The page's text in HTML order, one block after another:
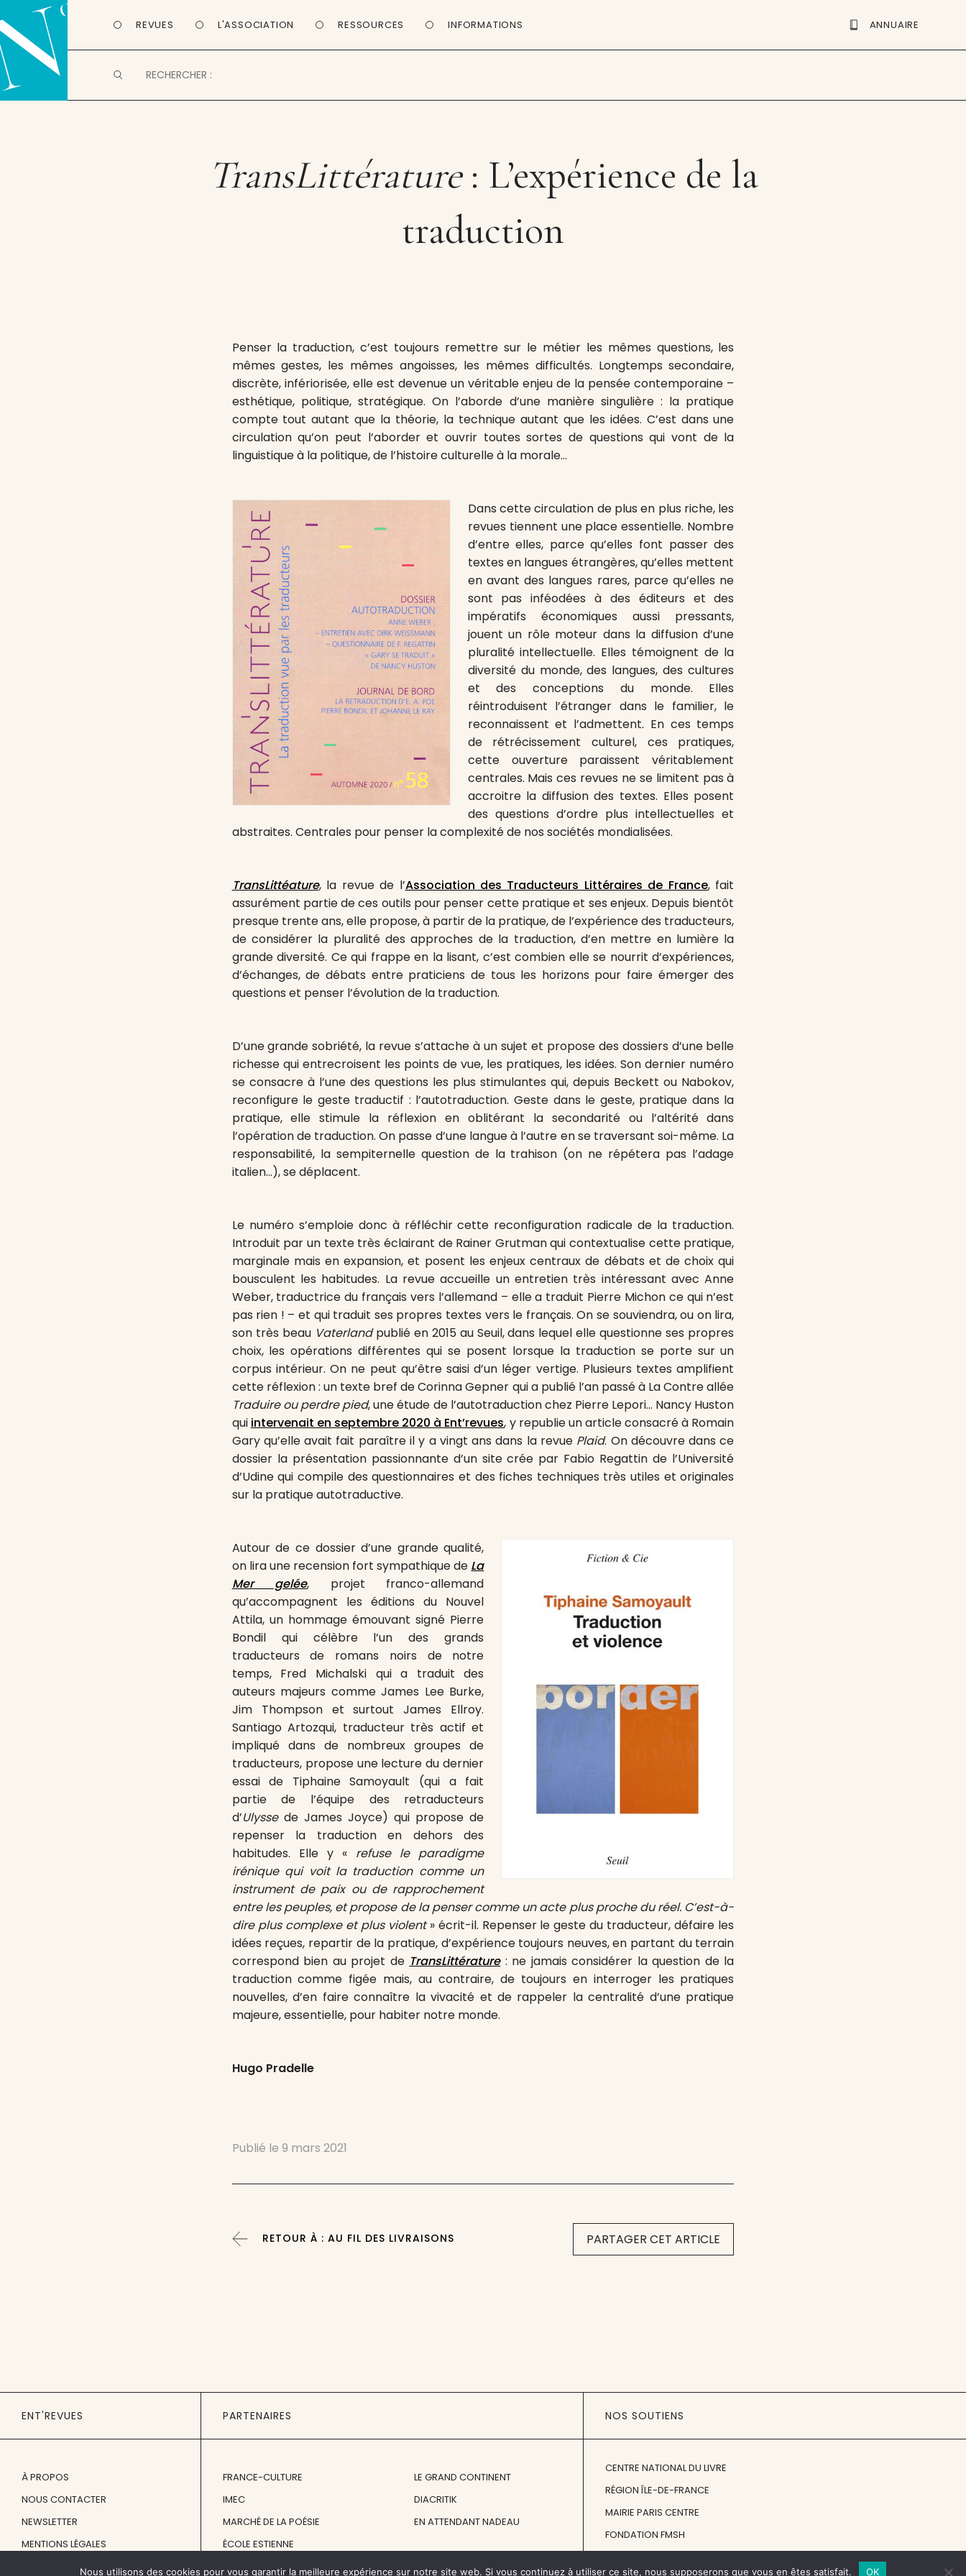
REVUES L'ASSOCIATION RESSOURCES INFORMATIONS ANNUAIRE
TransLittérature: L’expérience de la
traduction
Penser la traduction, c’est toujours remettre sur le métier les mêmes questions, les
mêmes gestes, les mêmes angoisses, les mêmes difficultés. Longtemps secondaire,
discrète, infériorisée, elle est devenue un véritable enjeu de la pensée contemporaine –
esthétique, politique, stratégique. On l’aborde d’une manière singulière : la pratique
compte tout autant que la théorie, la technique autant que les idées. C’est dans une
circulation qu’on peut l’aborder et ouvrir toutes sortes de questions qui vont de la
linguistique à la politique, de l’histoire culturelle à la morale…
Dans cette circulation de plus en plus riche, les
revues tiennent une place essentielle. Nombre
d’entre elles, parce qu’elles font passer des
textes en langues étrangères, qu’elles mettent
en avant des langues rares, parce qu’elles ne
sont pas inféodées à des éditeurs et des
impératifs économiques aussi pressants,
jouent un rôle moteur dans la diffusion d’une
pluralité intellectuelle. Elles témoignent de la
diversité du monde, des langues, des cultures
et des conceptions du monde. Elles
réintroduisent l’étranger dans le familier, le
reconnaissent et l’admettent. En ces temps
de rétrécissement culturel, ces pratiques,
cette ouverture paraissent véritablement
centrales. Mais ces revues ne se limitent pas à
accroitre la diffusion des textes. Elles posent
des questions d’ordre plus intellectuelles et
abstraites. Centrales pour penser la complexité de nos sociétés mondialisées.
TransLittéature, la revue de l’Association des Traducteurs Littéraires de France, fait
assurément partie de ces outils pour penser cette pratique et ses enjeux. Depuis bientôt
presque trente ans, elle propose, à partir de la pratique, de l’expérience des traducteurs,
de considérer la pluralité des approches de la traduction, d’en mettre en lumière la
grande diversité. Ce qui frappe en la lisant, c’est combien elle se nourrit d’expériences,
d’échanges, de débats entre praticiens de tous les horizons pour faire émerger des
questions et penser l’évolution de la traduction.
D’une grande sobriété, la revue s’attache à un sujet et propose des dossiers d’une belle
richesse qui entrecroisent les points de vue, les pratiques, les idées. Son dernier numéro
se consacre à l’une des questions les plus stimulantes qui, depuis Beckett ou Nabokov,
reconfigure le geste traductif : l’autotraduction. Geste dans le geste, pratique dans la
pratique, elle stimule la réflexion en oblitérant la secondarité ou l’altérité dans
l’opération de traduction. On passe d’une langue à l’autre en se traversant soi-même. La
responsabilité, la sempiternelle question de la trahison (on ne répétera pas l’adage
italien…), se déplacent.
Le numéro s’emploie donc à réfléchir cette reconfiguration radicale de la traduction.
Introduit par un texte très éclairant de Rainer Grutman qui contextualise cette pratique,
marginale mais en expansion, et posent les enjeux centraux de débats et de choix qui
bousculent les habitudes. La revue accueille un entretien très intéressant avec Anne
Weber, traductrice du français vers l’allemand – elle a traduit Pierre Michon ce qui n’est
pas rien ! – et qui traduit ses propres textes vers le français. On se souviendra, ou on lira,
son très beau Vaterlandpublié en 2015 au Seuil, dans lequel elle questionne ses propres
choix, les opérations différentes qui se posent lorsque la traduction se porte sur un
corpus intérieur. On ne peut qu’être saisi d’un léger vertige. Plusieurs textes amplifient
cette réflexion : un texte bref de Corinna Gepner qui a publié l’an passé à La Contre allée
Traduire ou perdre pied, une étude de l’autotraduction chez Pierre Lepori… Nancy Huston
qui intervenait en septembre 2020 à Ent’revues, y republie un article consacré à Romain
Gary qu’elle avait fait paraître il y a vingt ans dans la revue Plaid. On découvre dans ce
dossier la présentation passionnante d’un site crée par Fabio Regattin de l’Université
d’Udine qui compile des questionnaires et des fiches techniques très utiles et originales
sur la pratique autotraductive.
Autour de ce dossier d’une grande qualité,
on lira une recension fort sympathique de La
Mer gelée, projet franco-allemand
qu’accompagnent les éditions du Nouvel
Attila, un hommage émouvant signé Pierre
Bondil qui célèbre l’un des grands
traducteurs de romans noirs de notre
temps, Fred Michalski qui a traduit des
auteurs majeurs comme James Lee Burke,
Jim Thompson et surtout James Ellroy.
Santiago Artozqui, traducteur très actif et
impliqué dans de nombreux groupes de
traducteurs, propose une lecture du dernier
essai de Tiphaine Samoyault (qui a fait
partie de l’équipe des retraducteurs
d’Ulysse de James Joyce) qui propose de
repenser la traduction en dehors des
habitudes. Elle y « refuse le paradigme
irénique qui voit la traduction comme un
instrument de paix ou de rapprochement
entre les peuples, et propose de la penser comme un acte plus proche du réel. C’est-à-
dire plus complexe et plus violent» écrit-il. Repenser le geste du traducteur, défaire les
idées reçues, repartir de la pratique, d’expérience toujours neuves, en partant du terrain
correspond bien au projet de TransLittérature: ne jamais considérer la question de la
traduction comme figée mais, au contraire, de toujours en interroger les pratiques
nouvelles, d’en faire connaître la vivacité et de rappeler la centralité d’une pratique
majeure, essentielle, pour habiter notre monde.
Hugo Pradelle
Publié le 9 mars 2021
PARTAGER CET ARTICLE
RETOUR À : AU FIL DES LIVRAISONS
ENT'REVUES
À PROPOS
NOUS CONTACTER
NEWSLETTER
MENTIONS LÉGALES
PARTENAIRES
FRANCE-CULTURE
IMEC
MARCHÉ DE LA POÉSIE
ÉCOLE ESTIENNE
LE GRAND CONTINENT
DIACRITIK
EN ATTENDANT NADEAU
NOS SOUTIENS
CENTRE NATIONAL DU LIVRE
RÉGION ÎLE-DE-FRANCE
MAIRIE PARIS CENTRE
FONDATION FMSH
Nous utilisons des cookies pour vous garantir la meilleure expérience sur notre site web. Si vous continuez à utiliser ce site, nous supposerons que vous en êtes satisfait. OK